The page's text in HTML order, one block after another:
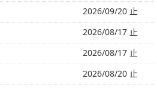
2026/09/20 止
2026/08/17 止
2026/08/17 止
2026/08/20 止